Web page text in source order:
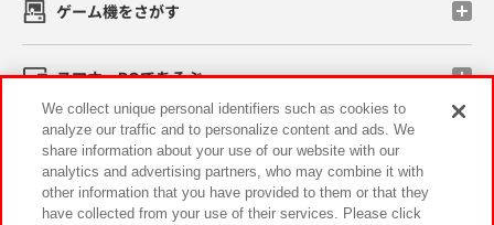
ゲーム機をさがす
スマホ・PCであそぶ
イベント・キャンペーン
We collect unique personal identifiers such as cookies to
analyze our traffic and to personalize content and ads. We
share information about your use of our website with our
analytics and advertising partners, who may combine it with
other information that you have provided to them or that they
have collected from your use of their services. Please click